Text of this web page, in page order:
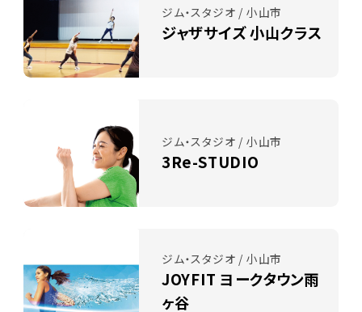
ジム・スタジオ / 小山市
ジャザサイズ 小山クラス
ジム・スタジオ / 小山市
3Re-STUDIO
ジム・スタジオ / 小山市
JOYFIT ヨークタウン雨
ヶ谷